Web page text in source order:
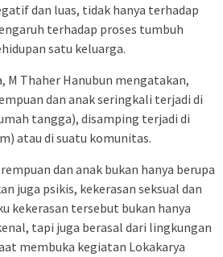
dan luas, tidak hanya terhadap
terhadap proses tumbuh
satu keluarga.
M Thaher Hanubun mengatakan,
dan anak seringkali terjadi di
tangga), disamping terjadi di
atau di suatu komunitas.
dan anak bukan hanya berupa
juga psikis, kekerasan seksual dan
kekerasan tersebut bukan hanya
tapi juga berasal dari lingkungan
membuka kegiatan Lokakarya